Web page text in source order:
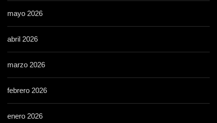
mayo 2026
abril 2026
marzo 2026
febrero 2026
enero 2026